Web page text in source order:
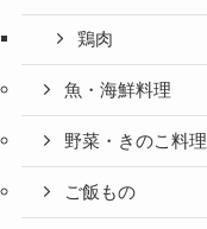
鶏肉
魚・海鮮料理
野菜・きのこ料理
ご飯もの